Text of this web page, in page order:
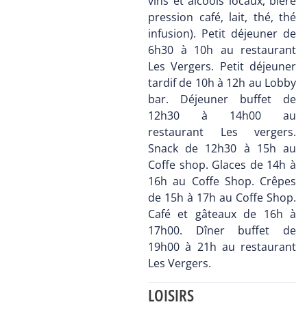
pression café, lait, thé, thé
infusion). Petit déjeuner de
6h30 à 10h au restaurant
Les Vergers. Petit déjeuner
tardif de 10h à 12h au Lobby
bar. Déjeuner buffet de
12h30 à 14h00 au
restaurant Les vergers.
Snack de 12h30 à 15h au
Coffe shop. Glaces de 14h à
16h au Coffe Shop. Crêpes
de 15h à 17h au Coffe Shop.
Café et gâteaux de 16h à
17h00. Dîner buffet de
19h00 à 21h au restaurant
Les Vergers.
LOISIRS